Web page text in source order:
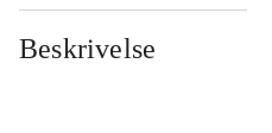
Beskrivelse